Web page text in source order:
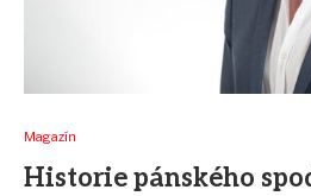
Magazín
Historie pánského